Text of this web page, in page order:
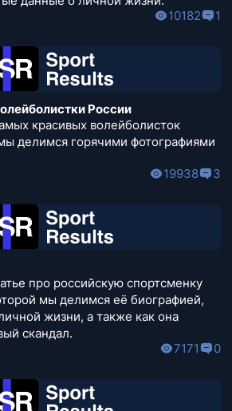
10182 1
России
красивых волейболисток
делимся горячими фотографиями
19938 3
про российскую спортсменку
мы делимся её биографией,
жизни, а также как она
скандал.
7171 0